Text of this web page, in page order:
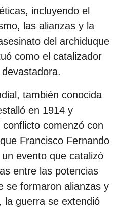
incluyendo el
las alianzas y la
del archiduque
como el catalizador
también conocida
en 1914 y
comenzó con
Francisco Fernando
evento que catalizó
entre las potencias
se formaron alianzas y
la guerra se extendió